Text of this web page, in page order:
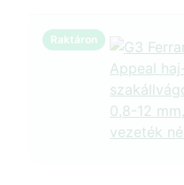
Raktáron